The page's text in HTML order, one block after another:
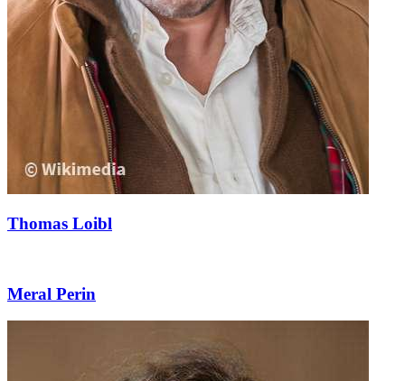
Thomas Loibl
Meral Perin